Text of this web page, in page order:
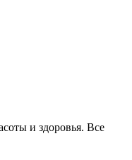
и здоровья. Все